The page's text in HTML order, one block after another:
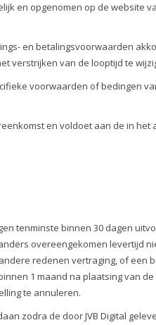
en opgenomen op de website
en betalingsvoorwaarden
verstrijken van de looptijd te
voorwaarden of bedingen
en voldoet aan de in het
tenminste binnen 30 dagen
overeengekomen levertijd
redenen vertraging, of een
1 maand na plaatsing van
te annuleren.
zodra de door JVB Digital